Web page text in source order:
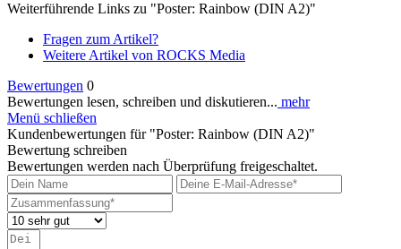
Weiterführende Links zu "Poster: Rainbow (DIN A2)"
Fragen zum Artikel?
Weitere Artikel von ROCKS Media
Bewertungen 0
Bewertungen lesen, schreiben und diskutieren... mehr
Menü schließen
Kundenbewertungen für "Poster: Rainbow (DIN A2)"
Bewertung schreiben
Bewertungen werden nach Überprüfung freigeschaltet.